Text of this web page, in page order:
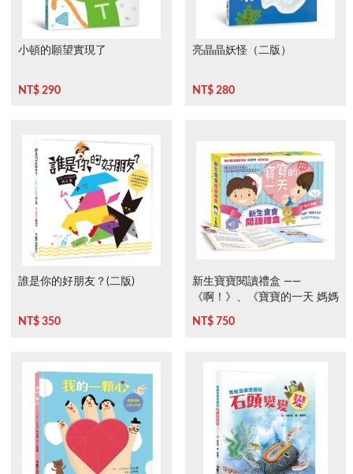
小頓的願望實現了
NT$ 290
亮晶晶妖怪（二版）
NT$ 280
誰是你的好朋友？(二版)
NT$ 350
新生寶寶閱讀禮盒 ——
《啊！》、《寶寶的一天 媽媽
的一天》
NT$ 750